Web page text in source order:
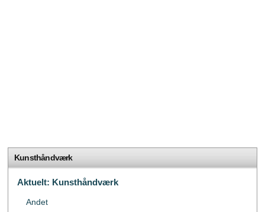
Kunsthåndværk
Aktuelt: Kunsthåndværk
Andet